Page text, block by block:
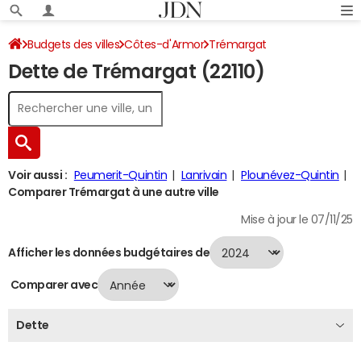
Budgets des villes Côtes-d'Armor Trémargat
Dette au 31/12/2024
Dette de Trémargat (22110)
Voir aussi : Peumerit-Quintin Lanrivain
Plounévez-Quintin
Comparer Trémargat à une autre ville
Mise à jour le 07/11/25
Afficher les données budgétaires de
Comparer avec
Dette